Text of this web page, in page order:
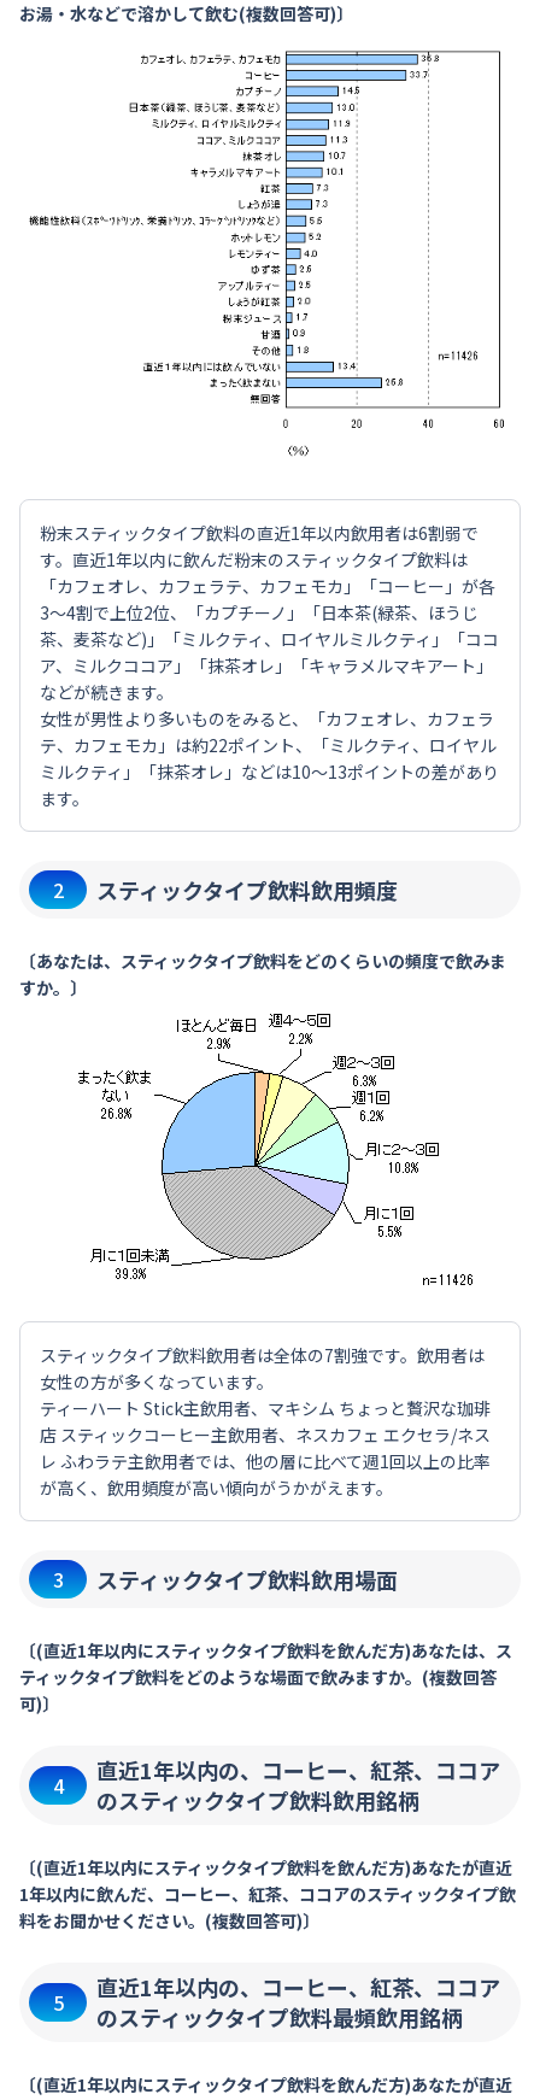
お湯・水などで溶かして飲む(複数回答可)〕
粉末スティックタイプ飲料の直近1年以内飲用者は6割弱で
す。直近1年以内に飲んだ粉末のスティックタイプ飲料は
「カフェオレ、カフェラテ、カフェモカ」「コーヒー」が各
3～4割で上位2位、「カプチーノ」「日本茶(緑茶、ほうじ
茶、麦茶など)」「ミルクティ、ロイヤルミルクティ」「ココ
ア、ミルクココア」「抹茶オレ」「キャラメルマキアート」
などが続きます。
女性が男性より多いものをみると、「カフェオレ、カフェラ
テ、カフェモカ」は約22ポイント、「ミルクティ、ロイヤル
ミルクティ」「抹茶オレ」などは10～13ポイントの差があり
ます。
2 スティックタイプ飲料飲用頻度
〔あなたは、スティックタイプ飲料をどのくらいの頻度で飲みま
すか。〕
スティックタイプ飲料飲用者は全体の7割強です。飲用者は
女性の方が多くなっています。
ティーハート Stick主飲用者、マキシム ちょっと贅沢な珈琲
店 スティックコーヒー主飲用者、ネスカフェ エクセラ/ネス
レ ふわラテ主飲用者では、他の層に比べて週1回以上の比率
が高く、飲用頻度が高い傾向がうかがえます。
3 スティックタイプ飲料飲用場面
〔(直近1年以内にスティックタイプ飲料を飲んだ方)あなたは、ス
ティックタイプ飲料をどのような場面で飲みますか。(複数回答
可)〕
4
直近1年以内の、コーヒー、紅茶、ココア
のスティックタイプ飲料飲用銘柄
〔(直近1年以内にスティックタイプ飲料を飲んだ方)あなたが直近
1年以内に飲んだ、コーヒー、紅茶、ココアのスティックタイプ飲
料をお聞かせください。(複数回答可)〕
5
直近1年以内の、コーヒー、紅茶、ココア
のスティックタイプ飲料最頻飲用銘柄
〔(直近1年以内にスティックタイプ飲料を飲んだ方)あなたが直近